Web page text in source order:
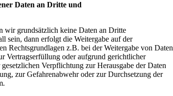
Daten an Dritte und
wir grundsätzlich keine Daten an Dritte
sein, dann erfolgt die Weitergabe auf der
Rechtsgrundlagen z.B. bei der Weitergabe von Daten
Vertragserfüllung oder aufgrund gerichtlicher
Verpflichtung zur Herausgabe der Daten
zur Gefahrenabwehr oder zur Durchsetzung der